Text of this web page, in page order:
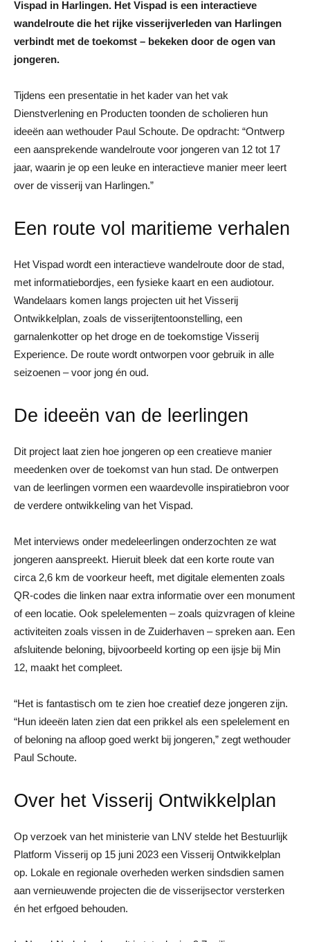
Vispad in Harlingen. Het Vispad is een interactieve
wandelroute die het rijke visserijverleden van Harlingen
verbindt met de toekomst – bekeken door de ogen van
jongeren.
Tijdens een presentatie in het kader van het vak
Dienstverlening en Producten toonden de scholieren hun
ideeën aan wethouder Paul Schoute. De opdracht: “Ontwerp
een aansprekende wandelroute voor jongeren van 12 tot 17
jaar, waarin je op een leuke en interactieve manier meer leert
over de visserij van Harlingen.”
Een route vol maritieme verhalen
Het Vispad wordt een interactieve wandelroute door de stad,
met informatiebordjes, een fysieke kaart en een audiotour.
Wandelaars komen langs projecten uit het Visserij
Ontwikkelplan, zoals de visserijtentoonstelling, een
garnalenkotter op het droge en de toekomstige Visserij
Experience. De route wordt ontworpen voor gebruik in alle
seizoenen – voor jong én oud.
De ideeën van de leerlingen
Dit project laat zien hoe jongeren op een creatieve manier
meedenken over de toekomst van hun stad. De ontwerpen
van de leerlingen vormen een waardevolle inspiratiebron voor
de verdere ontwikkeling van het Vispad.
Met interviews onder medeleerlingen onderzochten ze wat
jongeren aanspreekt. Hieruit bleek dat een korte route van
circa 2,6 km de voorkeur heeft, met digitale elementen zoals
QR-codes die linken naar extra informatie over een monument
of een locatie. Ook spelelementen – zoals quizvragen of kleine
activiteiten zoals vissen in de Zuiderhaven – spreken aan. Een
afsluitende beloning, bijvoorbeeld korting op een ijsje bij Min
12, maakt het compleet.
“Het is fantastisch om te zien hoe creatief deze jongeren zijn.
“Hun ideeën laten zien dat een prikkel als een spelelement en
of beloning na afloop goed werkt bij jongeren,” zegt wethouder
Paul Schoute.
Over het Visserij Ontwikkelplan
Op verzoek van het ministerie van LNV stelde het Bestuurlijk
Platform Visserij op 15 juni 2023 een Visserij Ontwikkelplan
op. Lokale en regionale overheden werken sindsdien samen
aan vernieuwende projecten die de visserijsector versterken
én het erfgoed behouden.